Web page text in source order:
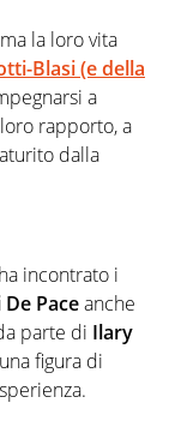
la loro vita
Blasi(e della
a
rapporto, a
dalla
incontrato i
Paceanche
parte di Ilary
figura di